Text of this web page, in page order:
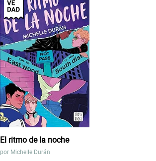
El ritmo de la noche
por Michelle Durán